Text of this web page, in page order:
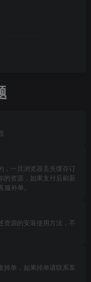
，一旦浏览器丢失缓存订
的资源，如果支付后刷新
补单。
资源的安装使用方法，不
掉单，如果掉单请联系客